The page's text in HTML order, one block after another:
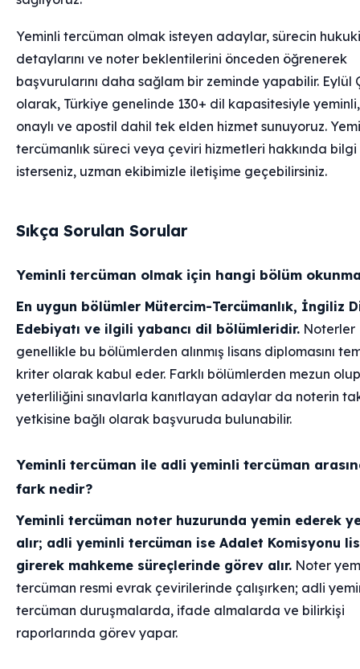
Yeminli tercüman olmak isteyen adaylar, sürecin hukuki
detaylarını ve noter beklentilerini önceden öğrenerek
başvurularını daha sağlam bir zeminde yapabilir. Eylül
olarak, Türkiye genelinde 130+ dil kapasitesiyle
onaylı ve apostil dahil tek elden hizmet sunuyoruz.
tercümanlık süreci veya çeviri hizmetleri hakkında
isterseniz, uzman ekibimizle iletişime geçebilirsiniz.
Sıkça Sorulan Sorular
Yeminli tercüman olmak için hangi bölüm
En uygun bölümler Mütercim-Tercümanlık, İngiliz
Edebiyatı ve ilgili yabancı dil bölümleridir. Noterler
genellikle bu bölümlerden alınmış lisans diplomasını
kriter olarak kabul eder. Farklı bölümlerden mezun
yeterliliğini sınavlarla kanıtlayan adaylar da noterin
yetkisine bağlı olarak başvuruda bulunabilir.
Yeminli tercüman ile adli yeminli tercüman
fark nedir?
Yeminli tercüman noter huzurunda yemin ederek
alır; adli yeminli tercüman ise Adalet Komisyonu
girerek mahkeme süreçlerinde görev alır. Noter
tercüman resmi evrak çevirilerinde çalışırken; adli
tercüman duruşmalarda, ifade almalarda ve bilirkişi
raporlarında görev yapar.